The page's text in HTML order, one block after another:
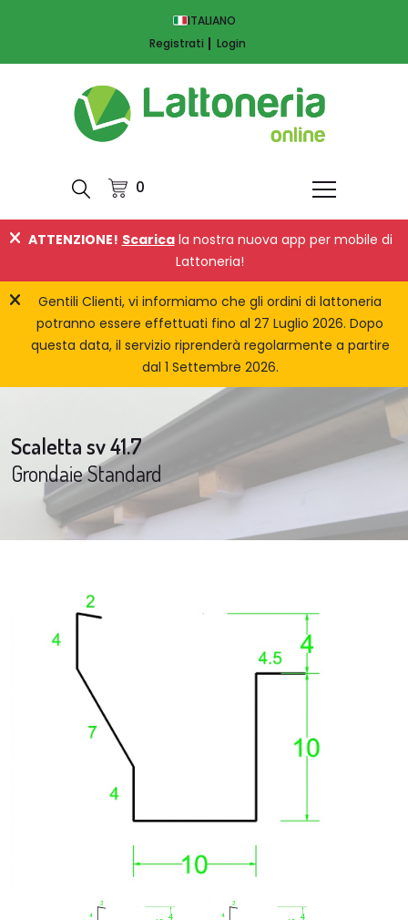
ITALIANO
Registrati
Login
0
ATTENZIONE! Scaricala nostra nuova app per mobile di
Lattoneria!
Gentili Clienti, vi informiamo che gli ordini di lattoneria
potranno essere effettuati fino al 27 Luglio 2026. Dopo
questa data, il servizio riprenderà regolarmente a partire
dal 1 Settembre 2026.
Scaletta sv 41.7
Grondaie Standard